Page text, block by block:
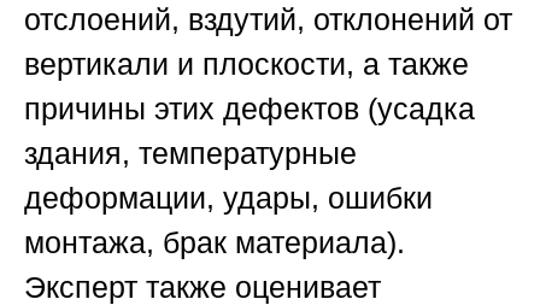
отслоений, вздутий, отклонений от
вертикали и плоскости, а также
причины этих дефектов (усадка
здания, температурные
деформации, удары, ошибки
монтажа, брак материала).
Эксперт также оценивает